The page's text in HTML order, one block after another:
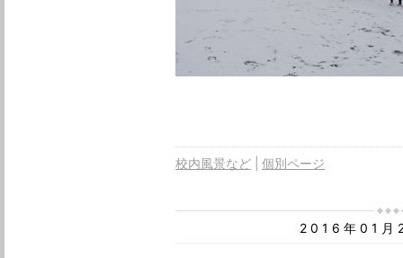
校内風景など 個別ページ
2016年01月